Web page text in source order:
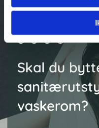
Skal du
vaskerom?